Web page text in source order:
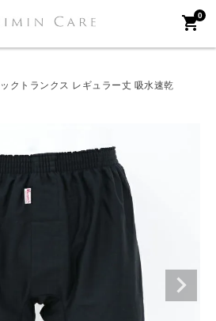
0
shopping_cart
クトランクス レギュラー丈 吸水速乾